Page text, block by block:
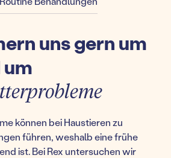
uns gern um
können bei Haustieren zu
führen, weshalb eine frühe
ist. Bei Rex untersuchen wir